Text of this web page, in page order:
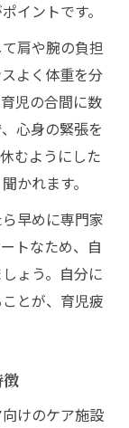
イントです。
肩や腕の負担
よく体重を分
児の合間に数
心身の緊張を
むようにした
かれます。
早めに専門家
トなため、自
ょう。自分に
とが、育児疲
徴
けのケア施設